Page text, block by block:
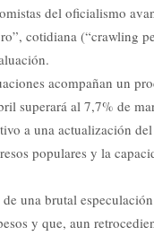
del oficialismo
cotidiana (“crawling
acompañan un
superará al 7,7% de
a una actualización
populares y la
una brutal
y que, aun